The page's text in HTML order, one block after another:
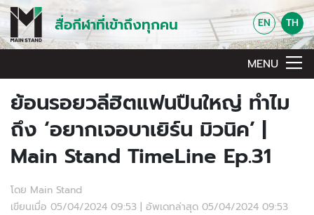
สื่อกีฬาที่เข้าถึงทุกคน EN TH
MENU
ย้อนรอยวลีฮิตแฟนปืนใหญ่ ทำไม
ถึง ‘อยากเจอบาเยิร์น มิวนิค’ |
Main Stand TimeLine Ep.31
โดย Main Stand
เขียนเมื่อ 05/04/2024 09:53 | อัพเดทล่าสุด 05/04/2024 09:53